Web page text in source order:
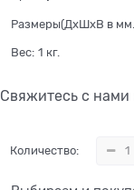
Размеры(ДхШхВ в
Вес: 1 кг.
Свяжитесь с нами
Количество: